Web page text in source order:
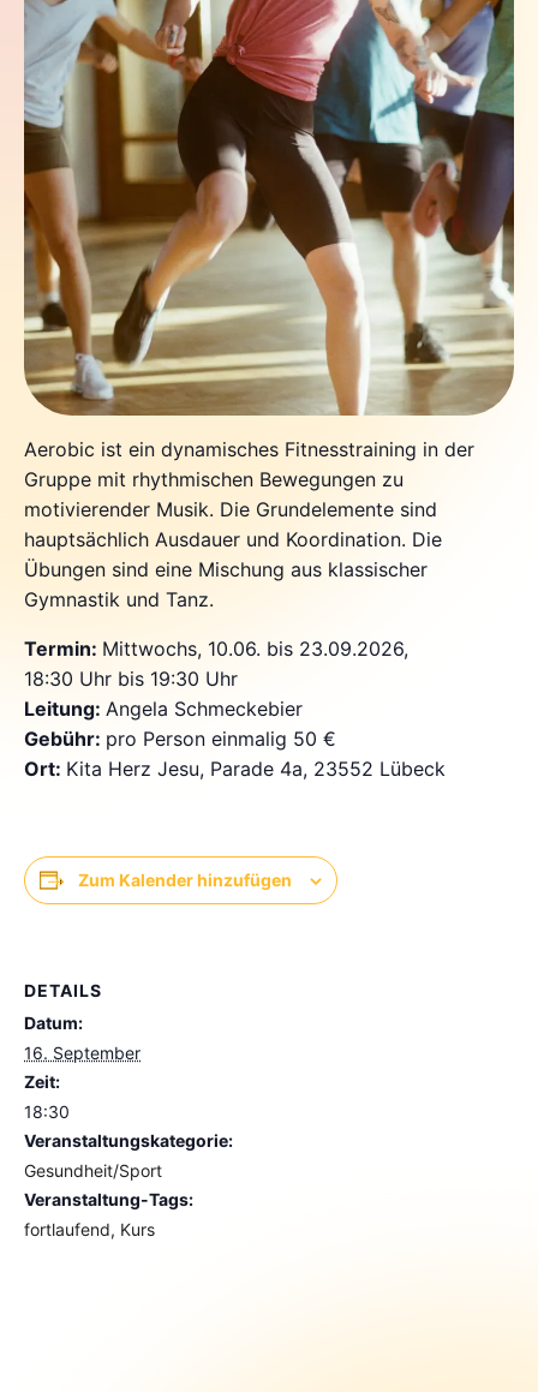
Aerobic ist ein dynamisches Fitnesstraining in der
Gruppe mit rhythmischen Bewegungen zu
motivierender Musik. Die Grundelemente sind
hauptsächlich Ausdauer und Koordination. Die
Übungen sind eine Mischung aus klassischer
Gymnastik und Tanz.
Termin: Mittwochs, 10.06. bis 23.09.2026,
18:30 Uhr bis 19:30 Uhr
Leitung: Angela Schmeckebier
Gebühr: pro Person einmalig 50 €
Ort: Kita Herz Jesu, Parade 4a, 23552 Lübeck
Zum Kalender hinzufügen
DETAILS
Datum:
16. September
Zeit:
18:30
Veranstaltungskategorie:
Gesundheit/Sport
Veranstaltung-Tags:
fortlaufend, Kurs